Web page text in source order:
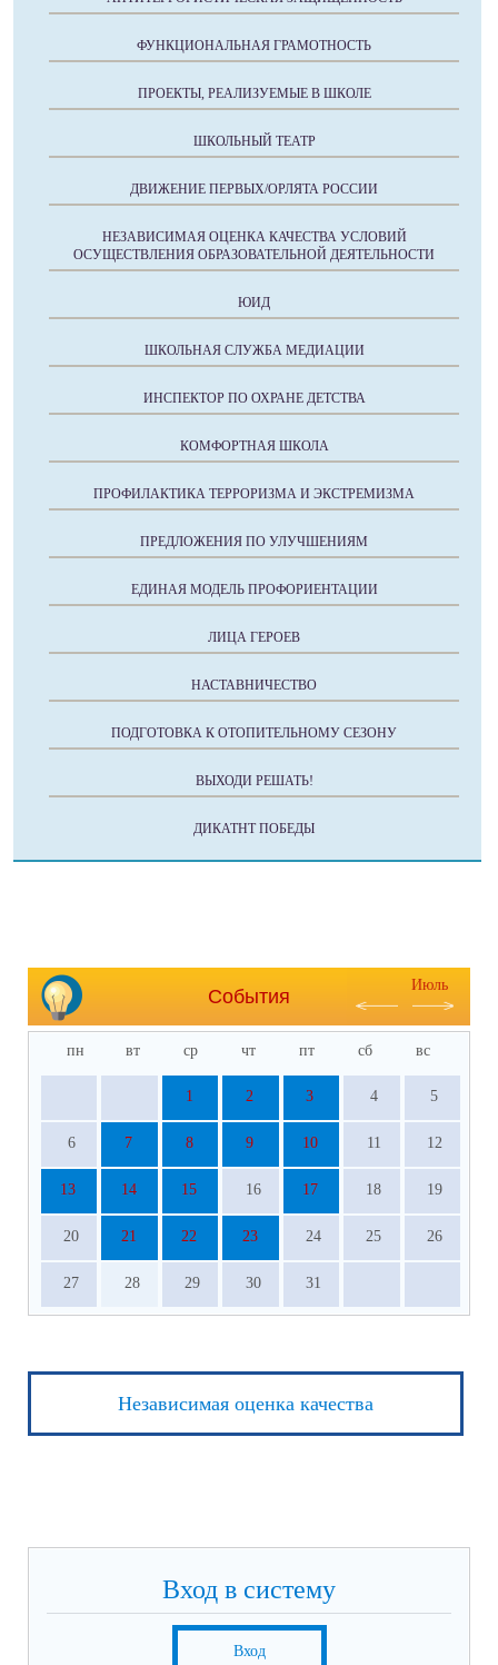
ФУНКЦИОНАЛЬНАЯ ГРАМОТНОСТЬ
ПРОЕКТЫ, РЕАЛИЗУЕМЫЕ В ШКОЛЕ
ШКОЛЬНЫЙ ТЕАТР
ДВИЖЕНИЕ ПЕРВЫХ/ОРЛЯТА РОССИИ
НЕЗАВИСИМАЯ ОЦЕНКА КАЧЕСТВА УСЛОВИЙ
ОСУЩЕСТВЛЕНИЯ ОБРАЗОВАТЕЛЬНОЙ ДЕЯТЕЛЬНОСТИ
ЮИД
ШКОЛЬНАЯ СЛУЖБА МЕДИАЦИИ
ИНСПЕКТОР ПО ОХРАНЕ ДЕТСТВА
КОМФОРТНАЯ ШКОЛА
ПРОФИЛАКТИКА ТЕРРОРИЗМА И ЭКСТРЕМИЗМА
ПРЕДЛОЖЕНИЯ ПО УЛУЧШЕНИЯМ
ЕДИНАЯ МОДЕЛЬ ПРОФОРИЕНТАЦИИ
ЛИЦА ГЕРОЕВ
НАСТАВНИЧЕСТВО
ПОДГОТОВКА К ОТОПИТЕЛЬНОМУ СЕЗОНУ
ВЫХОДИ РЕШАТЬ!
ДИКАТНТ ПОБЕДЫ
События
Июль
пн вт ср чт пт сб вс
1 2 3 4 5
6 7 8 9 10 11 12
13 14 15 16 17 18 19
20 21 22 23 24 25 26
27 28 29 30 31
Независимая оценка качества
Вход в систему
Вход